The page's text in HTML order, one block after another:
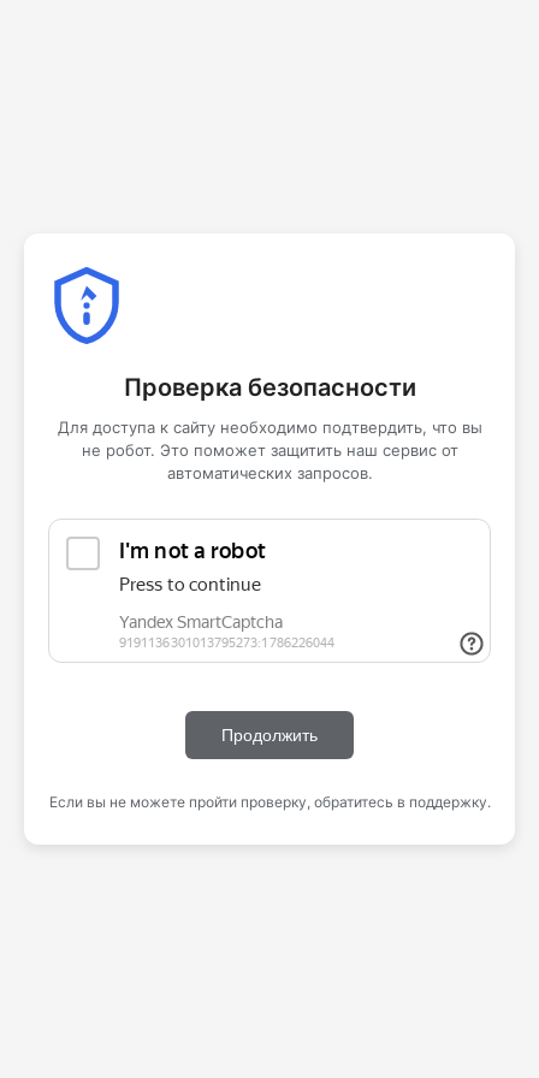
Проверка безопасности
Для доступа к сайту необходимо подтвердить, что вы
не робот. Это поможет защитить наш сервис от
автоматических запросов.
Продолжить
Если вы не можете пройти проверку, обратитесь в поддержку.